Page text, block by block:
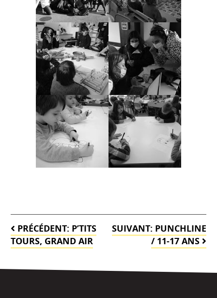
Navigation
de
PRÉCÉDENT: P’TITS
TOURS, GRAND AIR
SUIVANT: PUNCHLINE
/ 11-17 ANS